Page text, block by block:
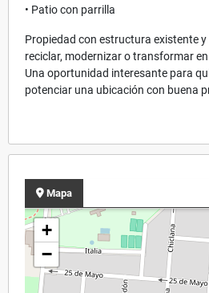
• Patio con parrilla
Propiedad con estructura existente
reciclar, modernizar o transformar
Una oportunidad interesante para
potenciar una ubicación con buena
Mapa
+
−